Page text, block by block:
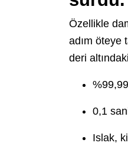
Özellikle
adım öteye
deri
0,1
Islak,